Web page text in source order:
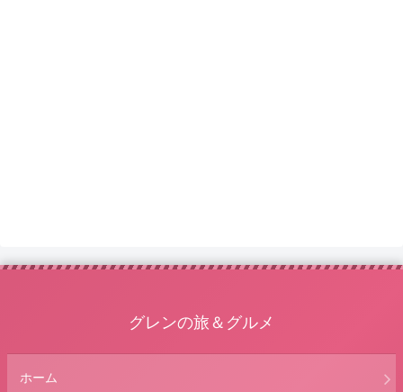
グレンの旅＆グルメ
ホーム